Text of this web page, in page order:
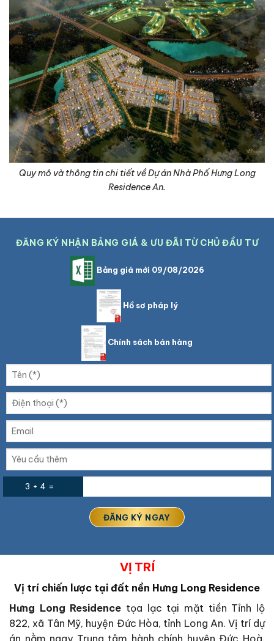
Quy mô và thông tin chi tiết về Dự án Nhà Phố Hưng Long
Residence An.
ĐĂNG KÝ NHẬN BẢNG GIÁ & ƯU ĐÃI TỪ CHỦ ĐẦU TƯ
Bảng giá mới 09/08/2026
Hồ sơ pháp lý
Chính sách bán hàng
3 + 4 =
VỊ TRÍ
Vị trí chiến lược tại đất nền Hưng Long Residence
Hưng Long Residence tọa lạc tại mặt tiền Tỉnh lộ
822, xã Tân Mỹ, huyện Đức Hòa, tỉnh Long An. Vị trí dự
án nằm ngay Trung tâm hành chính huyện Đức Hoà.